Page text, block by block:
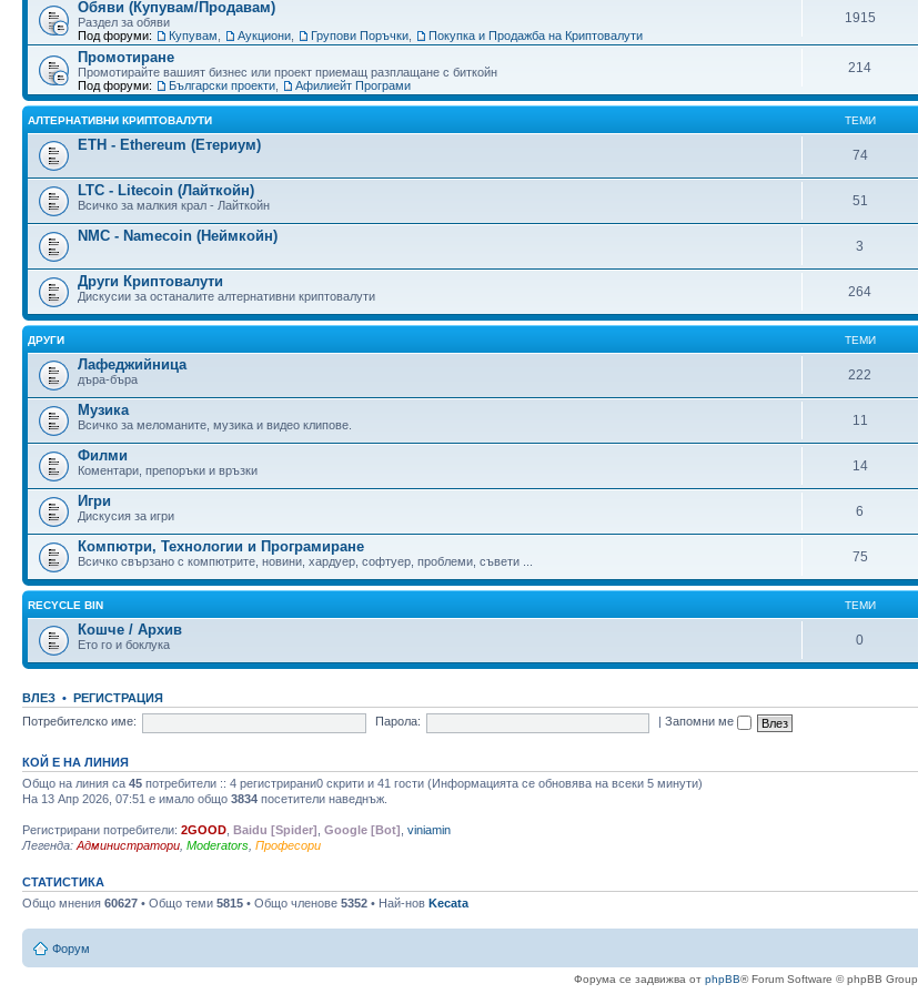
Обяви (Купувам/Продавам)
Раздел за обяви
Под форуми:
Купувам Аукциони Групови Поръчки Покупка и Продажба на Криптовалути
1915
Промотиране
Промотирайте вашият бизнес или проект приемащ разплащане с биткойн
Под форуми:
Български проекти Афилиейт Програми
214
АЛТЕРНАТИВНИ КРИПТОВАЛУТИ ТЕМИ
ETH - Ethereum (Етериум)
74
LTC - Litecoin (Лайткойн)
Всичко за малкия крал - Лайткойн 51
NMC - Namecoin (Неймкойн)
3
Други Криптовалути
Дискусии за останалите алтернативни криптовалути 264
ДРУГИ ТЕМИ
Лафеджийница
дъра-бъра 222
Музика
Всичко за меломаните, музика и видео клипове. 11
Филми
Коментари, препоръки и връзки 14
Игри
Дискусия за игри 6
Компютри, Технологии и Програмиране
Всичко свързано с компютрите, новини, хардуер, софтуер, проблеми, съвети ... 75
RECYCLE BIN ТЕМИ
Кошче / Архив
Ето го и боклука 0
ВЛЕЗ • РЕГИСТРАЦИЯ
Потребителско име:
Парола: |Запомни ме
КОЙ Е НА ЛИНИЯ
Общо на линия са 45 потребители :: 4 регистрирани0 скрити и 41 гости (Информацията се обновява на всеки 5 минути)
На 13 Апр 2026, 07:51 е имало общо 3834 посетители наведнъж.
Регистрирани потребители: 2GOOD Baidu [Spider] Google [Bot] viniamin
Легенда: Администратори Moderators Професори
СТАТИСТИКА
Общо мнения 60627 • Общо теми 5815 • Общо членове 5352 • Най-нов Kecata
Форум
Форума се задвижва от phpBB® Forum Software © phpBB Group